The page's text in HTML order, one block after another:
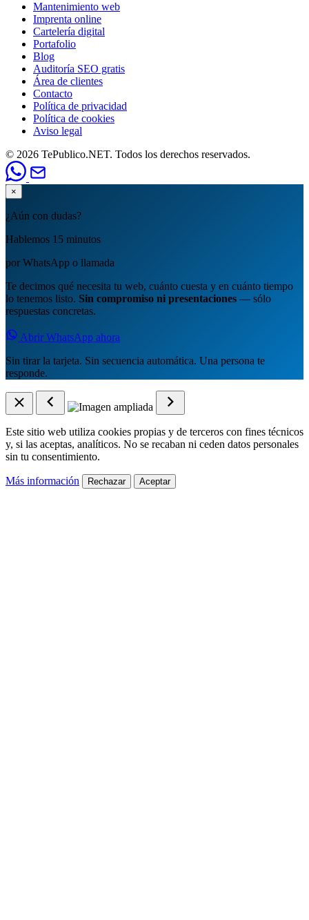
Mantenimiento web
Imprenta online
Cartelería digital
Portafolio
Blog
Auditoría SEO gratis
Área de clientes
Contacto
Política de privacidad
Política de cookies
Aviso legal
© 2026 TePublico.NET. Todos los derechos reservados.
×
¿Aún con dudas?
Hablemos 15 minutos
por WhatsApp o llamada
Te decimos qué necesita tu web, cuánto cuesta y en cuánto tiempo
lo tenemos listo. Sin compromiso ni presentaciones — sólo
respuestas concretas.
Abrir WhatsApp ahora
Sin tirar la tarjeta. Sin secuencia automática. Una persona te
responde.
Este sitio web utiliza cookies propias y de terceros con fines técnicos
y, si las aceptas, analíticos. No se recaban ni ceden datos personales
sin tu consentimiento.
Más información Rechazar Aceptar